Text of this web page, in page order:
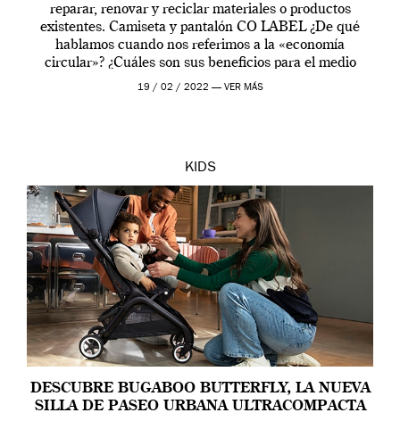
reparar, renovar y reciclar materiales o productos
existentes. Camiseta y pantalón CO LABEL ¿De qué
hablamos cuando nos referimos a la «economía
circular»? ¿Cuáles son sus beneficios para el medio
ambiente, el crecimiento y los ciudadanos? La Unión
19 / 02 / 2022 — VER MÁS
KIDS
DESCUBRE BUGABOO BUTTERFLY, LA NUEVA
SILLA DE PASEO URBANA ULTRACOMPACTA